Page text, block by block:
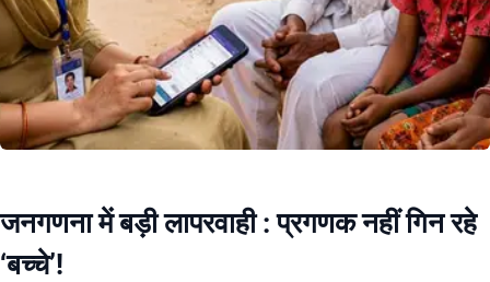
जनगणना में बड़ी लापरवाही : प्रगणक नहीं गिन रहे
‘बच्चे’!